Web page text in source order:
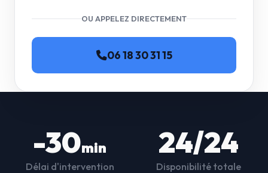
OU APPELEZ DIRECTEMENT
06 18 30 31 15
-30min
Délai d'intervention
24/24
Disponibilité totale